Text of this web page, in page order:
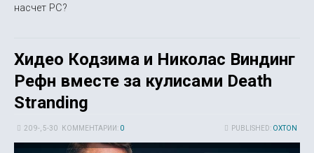
насчет PC?
Хидео Кодзима и Николас Виндинг
Рефн вместе за кулисами Death
Stranding
PUBLISHED: OXTON
20 9-, 5-30 КОММЕНТАРИИ: 0